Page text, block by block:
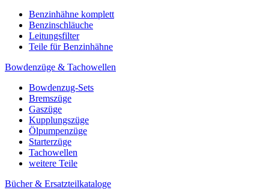
Benzinhähne komplett
Benzinschläuche
Leitungsfilter
Teile für Benzinhähne
Bowdenzüge & Tachowellen
Bowdenzug-Sets
Bremszüge
Gaszüge
Kupplungszüge
Ölpumpenzüge
Starterzüge
Tachowellen
weitere Teile
Bücher & Ersatzteilkataloge